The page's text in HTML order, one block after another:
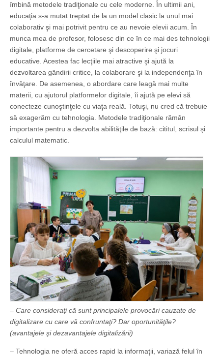
îmbină metodele tradiţionale cu cele moderne. În ultimii ani,
educaţia s-a mutat treptat de la un model clasic la unul mai
colaborativ şi mai potrivit pentru ce au nevoie elevii acum. În
munca mea de profesor, folosesc din ce în ce mai des tehnologii
digitale, platforme de cercetare şi descoperire şi jocuri
educative. Acestea fac lecţiile mai atractive şi ajută la
dezvoltarea gândirii critice, la colaborare şi la independenţa în
învăţare. De asemenea, o abordare care leagă mai multe
materii, cu ajutorul platformelor digitale, îi ajută pe elevi să
conecteze cunoştinţele cu viaţa reală. Totuşi, nu cred că trebuie
să exagerăm cu tehnologia. Metodele tradiţionale rămân
importante pentru a dezvolta abilităţile de bază: cititul, scrisul şi
calculul matematic.
– Care consideraţi că sunt principalele provocări cauzate de
digitalizare cu care vă confruntaţi? Dar oportunităţile?
(avantajele şi dezavantajele digitalizării)
– Tehnologia ne oferă acces rapid la informaţii, variază felul în